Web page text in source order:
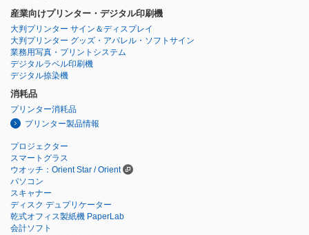
産業向けプリンター・デジタル印刷機
大判プリンター サイン＆ディスプレイ
大判プリンター グッズ・アパレル・ソフトサイン
業務用写真・プリントシステム
デジタルラベル印刷機
デジタル捺染機
消耗品
プリンター消耗品
プリンター製品情報
プロジェクター
スマートグラス
ウオッチ：Orient Star / Orient
パソコン
スキャナー
ディスク デュプリケーター
乾式オフィス製紙機 PaperLab
会計ソフト